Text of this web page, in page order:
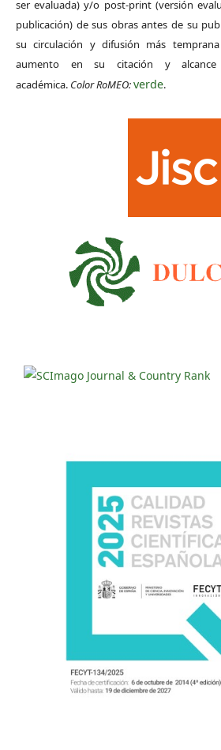
ser evaluada) y/o post-print (versión
publicación) de sus obras antes de su
su circulación y difusión más
aumento en su citación y
académica. Color RoMEO:verde.